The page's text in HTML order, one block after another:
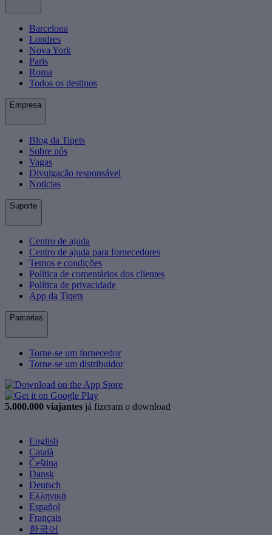
Barcelona
Londres
Nova York
Paris
Roma
Todos os destinos
Empresa
Blog da Tiqets
Sobre nós
Vagas
Divulgação responsável
Notícias
Suporte
Centro de ajuda
Centro de ajuda para fornecedores
Temos e condições
Política de comentários dos clientes
Política de privacidade
App da Tiqets
Parcerias
Torne-se um fornecedor
Torne-se um distribuidor
5.000.000 viajantes já fizeram o download
English
Català
Čeština
Dansk
Deutsch
Ελληνικά
Español
Français
한국어